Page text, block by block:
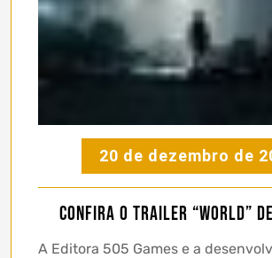
20 de dezembro de
Confira o trailer “World”
A Editora 505 Games e a